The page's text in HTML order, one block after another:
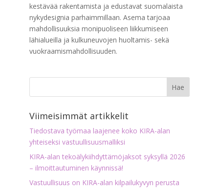
kestävää rakentamista ja edustavat suomalaista
nykydesignia parhaimmillaan. Asema tarjoaa
mahdollisuuksia monipuoliseen liikkumiseen
lähialueilla ja kulkuneuvojen huoltamis- sekä
vuokraamismahdollisuuden.
Viimeisimmät artikkelit
Tiedostava työmaa laajenee koko KIRA-alan
yhteiseksi vastuullisuusmalliksi
KIRA-alan tekoälykiihdyttämöjaksot syksyllä 2026
– ilmoittautuminen käynnissä!
Vastuullisuus on KIRA-alan kilpailukyvyn perusta